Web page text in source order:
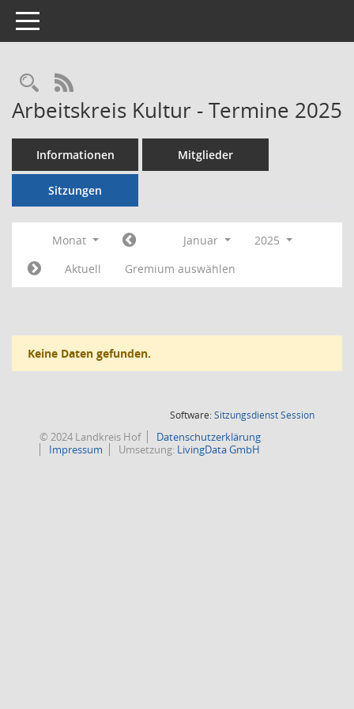
Toggle navigation
Rechercheauswahl
RSS-Feed
Arbeitskreis Kultur - Termine 2025
Informationen Mitglieder
Sitzungen
Monat Januar
2025
Aktuell
Gremium auswählen
Keine Daten gefunden.
Software:SitzungsdienstSession(Wird in
© 2024 Landkreis Hof
Datenschutzerklärung
Impressum
Umsetzung: LivingData GmbH